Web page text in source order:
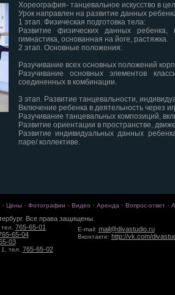
Хореография- танцевальное искусство в
Урок направлен на развитие данных
1 этап. Физическая подготовка тела:
Развитие физических данных ребенка,
гимнастика, основанная на йоге, растяжка.
2 этап. Основные положения:
Разучивание всех основных положений
Разучивание основных элементов
соединенных в комбинации.
3 этап. Развитие танцевальности,
Включение ребенка в деятельность через
Разучивание танцевальных композиций,
Развитие ориентации в пространстве,
Развитие индивидуальных данных
паре/ коллективе.
· Цены· Фотографии · Видео · Аренда· Вопрос-ответ·
Все права защищены.
765-65-01
65-04
03
тел. 765-65-02
E-mail: mail@divastudio.ru
Вконтакте: http://vk.com/